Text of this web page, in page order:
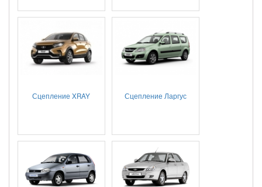
Сцепление XRAY Сцепление Ларгус